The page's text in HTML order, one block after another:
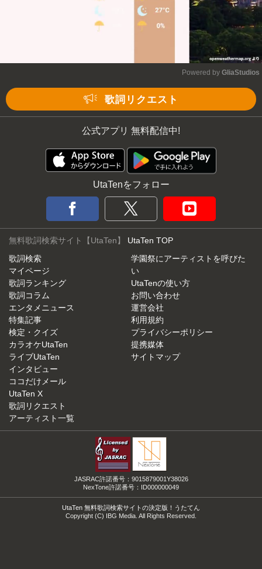
Powered by GliaStudios
歌詞リクエスト
公式アプリ 無料配信中!
UtaTenをフォロー
無料歌詞検索サイト【UtaTen】 UtaTen TOP
歌詞検索
マイページ
歌詞ランキング
歌詞コラム
エンタメニュース
特集記事
検定・クイズ
カラオケUtaTen
ライブUtaTen
インタビュー
ココだけメール
UtaTen X
歌詞リクエスト
アーティスト一覧
学園祭にアーティストを呼びた
い
UtaTenの使い方
お問い合わせ
運営会社
利用規約
プライバシーポリシー
提携媒体
サイトマップ
JASRAC許諾番号：9015879001Y38026
NexTone許諾番号：ID000000049
UtaTen 無料歌詞検索サイトの決定版！うたてん
Copyright (C) IBG Media. All Rights Reserved.